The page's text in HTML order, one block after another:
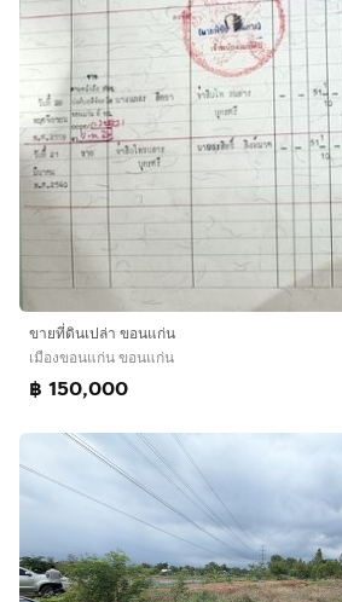
ขายที่ดินเปล่า ขอนแก่น
เมืองขอนแก่น ขอนแก่น
฿ 150,000